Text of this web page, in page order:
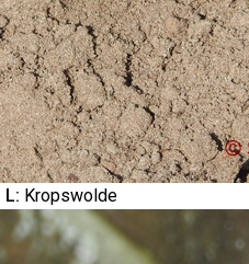
L: Kropswolde